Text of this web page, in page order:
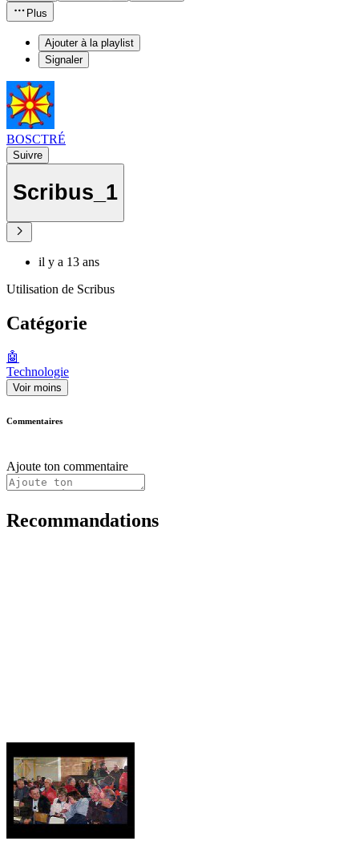
Plus
Ajouter à la playlist
Signaler
BOSCTRÉ
Suivre
Scribus_1
il y a 13 ans
Utilisation de Scribus
Catégorie
🤖
Technologie
Voir moins
Commentaires
Ajoute ton commentaire
Recommandations